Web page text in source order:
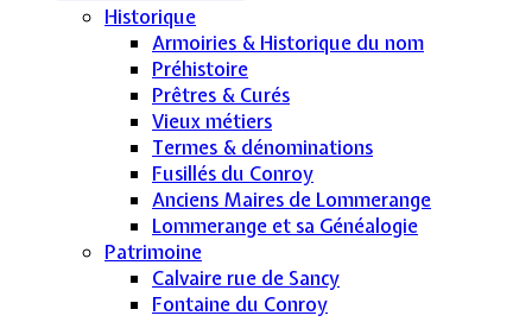
Historique
Armoiries & Historique du nom
Préhistoire
Prêtres & Curés
Vieux métiers
Termes & dénominations
Fusillés du Conroy
Anciens Maires de Lommerange
Lommerange et sa Généalogie
Patrimoine
Calvaire rue de Sancy
Fontaine du Conroy